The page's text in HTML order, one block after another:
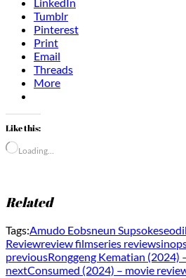
Tumblr
Pinterest
Print
Email
Threads
More
Like this:
Loading…
Related
Tags:Amudo Eobsneun Supsokeseo
Reviewreview filmseries review
previousRonggeng Kematian (2024)
nextConsumed (2024) – movie